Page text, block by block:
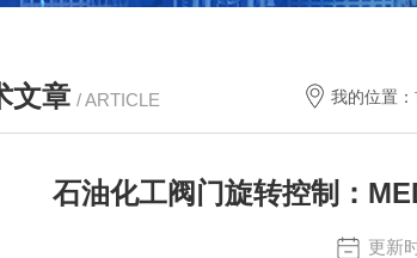
文章 / ARTICLE 我的位置：
石油化工阀门旋转控制：
更新